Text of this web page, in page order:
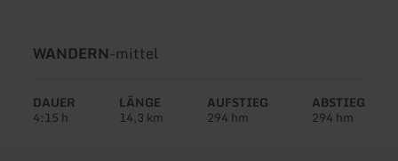
Art
Tour:
WANDERN-Schwierigkeit:
mittel
DAUER
4:15 h
LÄNGE
14,3 km
AUFSTIEG
294 hm
ABSTIEG
294 hm